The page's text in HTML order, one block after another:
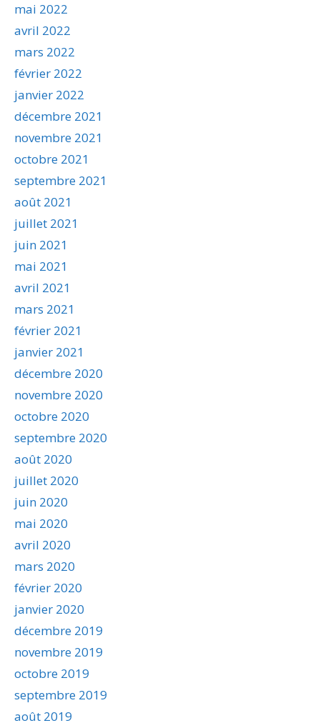
mai 2022
avril 2022
mars 2022
février 2022
janvier 2022
décembre 2021
novembre 2021
octobre 2021
septembre 2021
août 2021
juillet 2021
juin 2021
mai 2021
avril 2021
mars 2021
février 2021
janvier 2021
décembre 2020
novembre 2020
octobre 2020
septembre 2020
août 2020
juillet 2020
juin 2020
mai 2020
avril 2020
mars 2020
février 2020
janvier 2020
décembre 2019
novembre 2019
octobre 2019
septembre 2019
août 2019